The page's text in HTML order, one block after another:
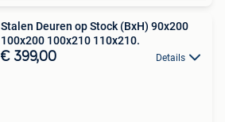
Stalen Deuren op Stock (BxH) 90x200
100x200 100x210 110x210.
€ 399,00 Details